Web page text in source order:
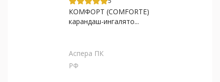
КОМФОРТ (COMFORTE)
карандаш-ингалято...
Аспера ПК
РФ